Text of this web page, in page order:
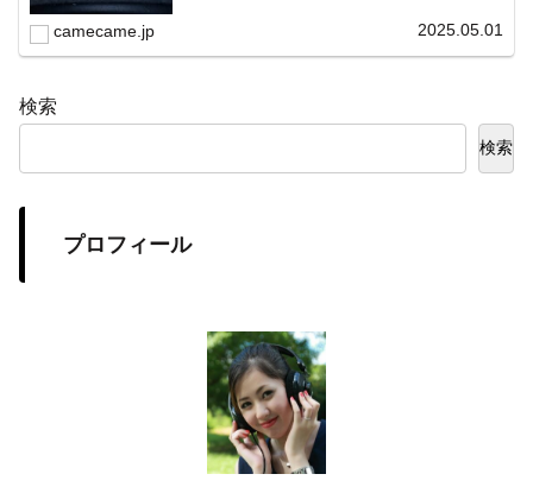
常に機種の内部リンク設計で回遊性向上と快適表
camecame.jp 2025.05.01
検索
検索
プロフィール